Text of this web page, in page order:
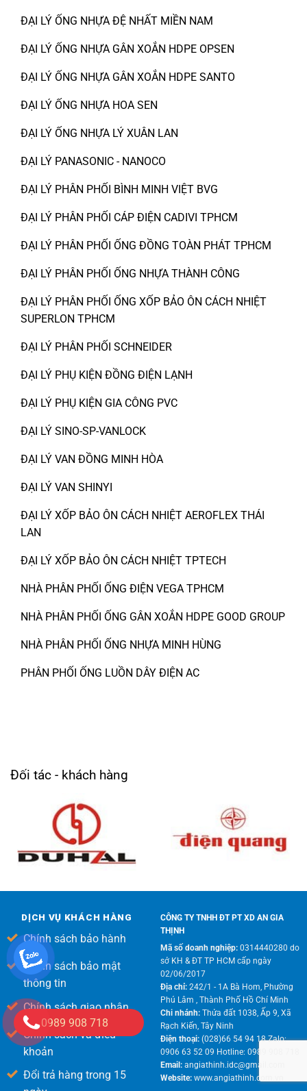
ĐẠI LÝ ỐNG NHỰA ĐỆ NHẤT MIỀN NAM
ĐẠI LÝ ỐNG NHỰA GÂN XOẮN HDPE OPSEN
ĐẠI LÝ ỐNG NHỰA GÂN XOẮN HDPE SANTO
ĐẠI LÝ ỐNG NHỰA HOA SEN
ĐẠI LÝ ỐNG NHỰA LÝ XUÂN LAN
ĐẠI LÝ PANASONIC - NANOCO
ĐẠI LÝ PHÂN PHỐI BÌNH MINH VIỆT BVG
ĐẠI LÝ PHÂN PHỐI CÁP ĐIỆN CADIVI TPHCM
ĐẠI LÝ PHÂN PHỐI ỐNG ĐỒNG TOÀN PHÁT TPHCM
ĐẠI LÝ PHÂN PHỐI ỐNG NHỰA THÀNH CÔNG
ĐẠI LÝ PHÂN PHỐI ỐNG XỐP BẢO ÔN CÁCH NHIỆT
SUPERLON TPHCM
ĐẠI LÝ PHÂN PHỐI SCHNEIDER
ĐẠI LÝ PHỤ KIỆN ĐỒNG ĐIỆN LẠNH
ĐẠI LÝ PHỤ KIỆN GIA CÔNG PVC
ĐẠI LÝ SINO-SP-VANLOCK
ĐẠI LÝ VAN ĐỒNG MINH HÒA
ĐẠI LÝ VAN SHINYI
ĐẠI LÝ XỐP BẢO ÔN CÁCH NHIỆT AEROFLEX THÁI
LAN
ĐẠI LÝ XỐP BẢO ÔN CÁCH NHIỆT TPTECH
NHÀ PHÂN PHỐI ỐNG ĐIỆN VEGA TPHCM
NHÀ PHÂN PHỐI ỐNG GÂN XOẮN HDPE GOOD GROUP
NHÀ PHÂN PHỐI ỐNG NHỰA MINH HÙNG
PHÂN PHỐI ỐNG LUỒN DÂY ĐIỆN AC
Đối tác - khách hàng
DỊCH VỤ KHÁCH HÀNG
Chính sách bảo hành
Chính sách bảo mật
thông tin
Chính sách giao nhận
Chính sách và điều
khoản
Đổi trả hàng trong 15
CÔNG TY TNHH ĐT PT XD AN GIA
THỊNH
Mã số doanh nghiệp:0314440280 do
sở KH & ĐT TP HCM cấp ngày
02/06/2017
Địa chỉ:242/1 - 1A Bà Hom, Phường
Phú Lâm , Thành Phố Hồ Chí Minh
Chi nhánh: Thửa đất 1038, Ấp 9, Xã
Rạch Kiến, Tây Ninh
Điện thoại:(028)66 54 94 18 Zalo:
0906 63 52 09 Hotline: 0989 908 718
Email:angiathinh.idc@gmail.com
Website:www.angiathinh.com.vn
0989 908 718